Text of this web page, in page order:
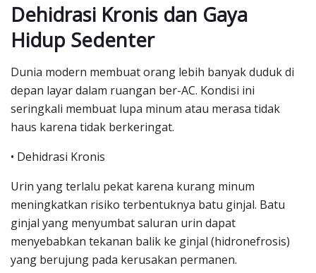
Dehidrasi Kronis dan Gaya
Hidup Sedenter
Dunia modern membuat orang lebih banyak duduk di
depan layar dalam ruangan ber-AC. Kondisi ini
seringkali membuat lupa minum atau merasa tidak
haus karena tidak berkeringat.
• Dehidrasi Kronis
Urin yang terlalu pekat karena kurang minum
meningkatkan risiko terbentuknya batu ginjal. Batu
ginjal yang menyumbat saluran urin dapat
menyebabkan tekanan balik ke ginjal (hidronefrosis)
yang berujung pada kerusakan permanen.